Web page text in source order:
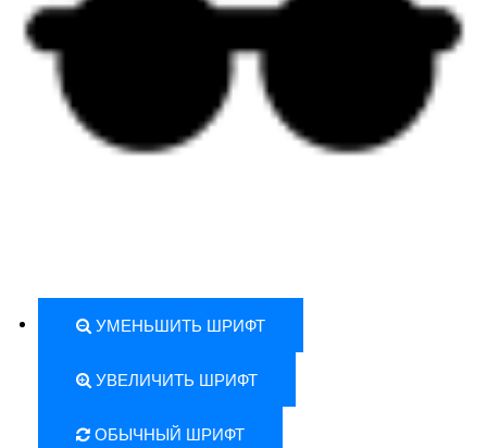
УМЕНЬШИТЬ ШРИФТ
УВЕЛИЧИТЬ ШРИФТ
ОБЫЧНЫЙ ШРИФТ